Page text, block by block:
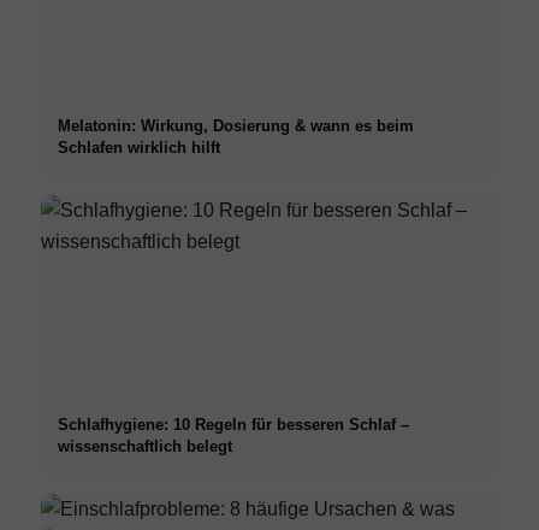
Melatonin: Wirkung, Dosierung & wann es beim
Schlafen wirklich hilft
Schlafhygiene: 10 Regeln für besseren Schlaf –
wissenschaftlich belegt